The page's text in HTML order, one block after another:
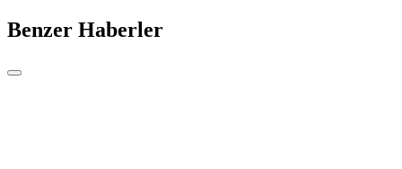
Benzer Haberler